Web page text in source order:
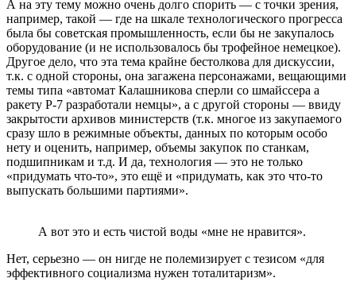
А на эту тему можно очень долго спорить — с точки зрения,
например, такой — где на шкале технологического прогресса
была бы советская промышленность, если бы не закупалось
оборудование (и не использовалось бы трофейное немецкое).
Другое дело, что эта тема крайне бестолкова для дискуссии,
т.к. с одной стороны, она загажена персонажами, вещающими
темы типа «автомат Калашникова сперли со шмайссера а
ракету Р-7 разработали немцы», а с другой стороны — ввиду
закрытости архивов министерств (т.к. многое из закупаемого
сразу шло в режимные объекты, данных по которым особо
нету и оценить, например, объемы закупок по станкам,
подшипникам и т.д. И да, технология — это не только
«придумать что-то», это ещё и «придумать, как это что-то
выпускать большими партиями».
А вот это и есть чистой воды «мне не нравится».
Нет, серьезно — он нигде не полемизирует с тезисом «для
эффективного социализма нужен тоталитаризм».